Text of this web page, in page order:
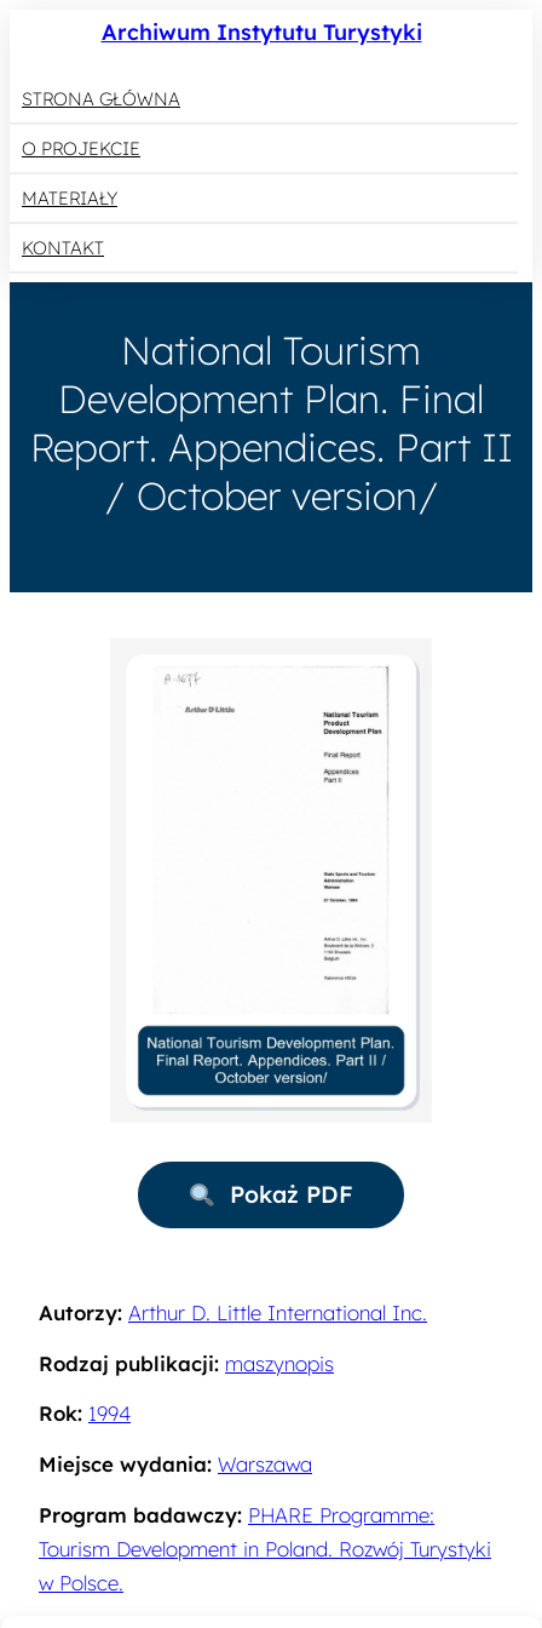
Archiwum Instytutu Turystyki
STRONA GŁÓWNA
O PROJEKCIE
MATERIAŁY
KONTAKT
National Tourism
Development Plan. Final
Report. Appendices. Part II
/ October version/
Pokaż PDF
Autorzy: Arthur D. Little International Inc.
Rodzaj publikacji: maszynopis
Rok: 1994
Miejsce wydania: Warszawa
Program badawczy: PHARE Programme:
Tourism Development in Poland. Rozwój Turystyki
w Polsce.